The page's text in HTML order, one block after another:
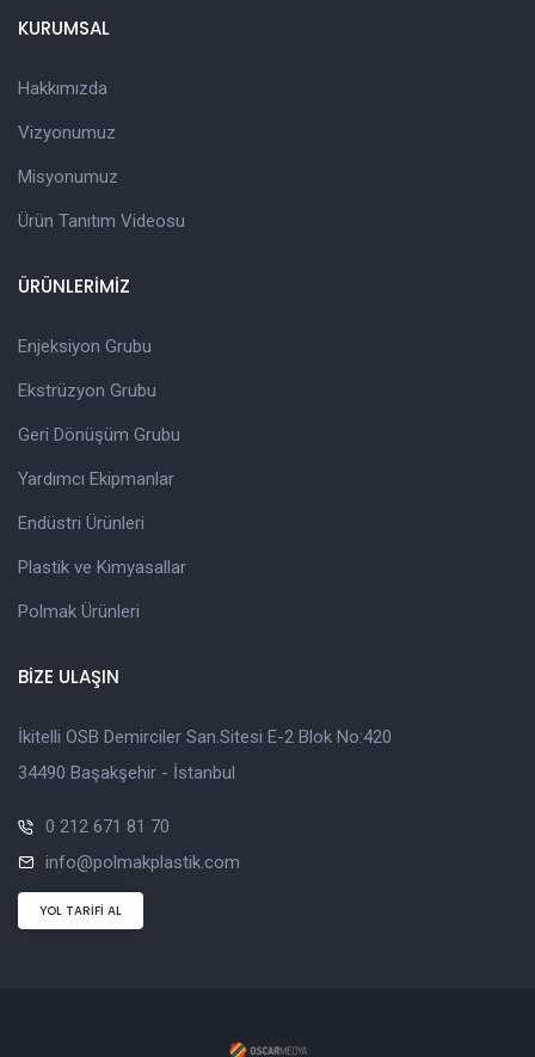
KURUMSAL
Hakkımızda
Vizyonumuz
Misyonumuz
Ürün Tanıtım Videosu
ÜRÜNLERİMİZ
Enjeksiyon Grubu
Ekstrüzyon Grubu
Geri Dönüşüm Grubu
Yardımcı Ekipmanlar
Endüstri Ürünleri
Plastik ve Kimyasallar
Polmak Ürünleri
BİZE ULAŞIN
İkitelli OSB Demirciler San.Sitesi E-2 Blok No:420
34490 Başakşehir - İstanbul
0 212 671 81 70
info@polmakplastik.com
YOL TARİFİ AL